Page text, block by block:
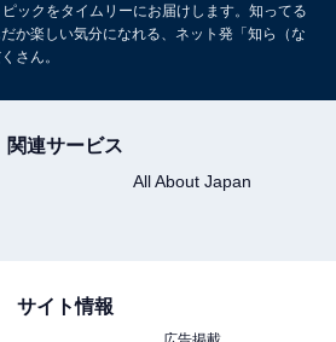
ックをタイムリーにお届けします。知ってる
か楽しい気分になれる、ネット発「知ら（な
さん。
関連サービス
All About Japan
サイト情報